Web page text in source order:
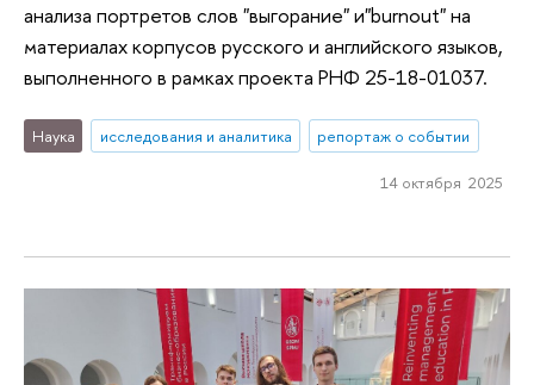
анализа портретов слов "выгорание" и"burnout" на
материалах корпусов русского и английского языков,
выполненного в рамках проекта РНФ 25-18-01037.
Наука исследования и аналитика репортаж о событии
14 октября 2025